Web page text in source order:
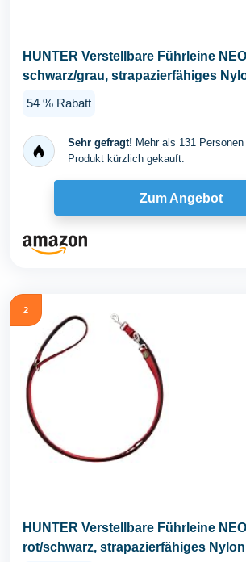
HUNTER Verstellbare Führleine
schwarz/grau, strapazierfähiges
54 % Rabatt
Sehr gefragt! Mehr als 131
Produkt kürzlich gekauft.
Zum Angebot
2
HUNTER Verstellbare Führleine
rot/schwarz, strapazierfähiges